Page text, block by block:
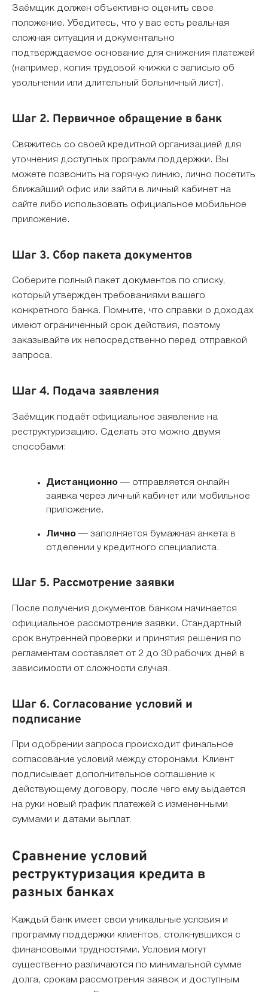
Заёмщик должен объективно оценить свое
положение. Убедитесь, что у вас есть реальная
сложная ситуация и документально
подтверждаемое основание для снижения платежей
(например, копия трудовой книжки с записью об
увольнении или длительный больничный лист).
Шаг 2. Первичное обращение в банк
Свяжитесь со своей кредитной организацией для
уточнения доступных программ поддержки. Вы
можете позвонить на горячую линию, лично посетить
ближайший офис или зайти в личный кабинет на
сайте либо использовать официальное мобильное
приложение.
Шаг 3. Сбор пакета документов
Соберите полный пакет документов по списку,
который утвержден требованиями вашего
конкретного банка. Помните, что справки о доходах
имеют ограниченный срок действия, поэтому
заказывайте их непосредственно перед отправкой
запроса.
Шаг 4. Подача заявления
Заёмщик подаёт официальное заявление на
реструктуризацию. Сделать это можно двумя
способами:
Дистанционно— отправляется онлайн
заявка через личный кабинет или мобильное
приложение.
Лично— заполняется бумажная анкета в
отделении у кредитного специалиста.
Шаг 5. Рассмотрение заявки
После получения документов банком начинается
официальное рассмотрение заявки. Стандартный
срок внутренней проверки и принятия решения по
регламентам составляет от 2 до 30 рабочих дней в
зависимости от сложности случая.
Шаг 6. Согласование условий и
подписание
При одобрении запроса происходит финальное
согласование условий между сторонами. Клиент
подписывает дополнительное соглашение к
действующему договору, после чего ему выдается
на руки новый график платежей с измененными
суммами и датами выплат.
Сравнение условий
реструктуризация кредита в
разных банках
Каждый банк имеет свои уникальные условия и
программу поддержки клиентов, столкнувшихся с
финансовыми трудностями. Условия могут
существенно различаются по минимальной сумме
долга, срокам рассмотрения заявок и доступным